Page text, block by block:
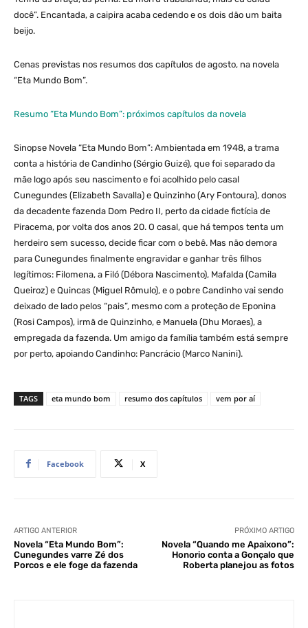
docê”. Encantada, a caipira acaba cedendo e os dois dão um baita
beijo.
Cenas previstas nos resumos dos capítulos de agosto, na novela
“Eta Mundo Bom”.
Resumo “Eta Mundo Bom”: próximos capítulos da novela
Sinopse Novela “Eta Mundo Bom”: Ambientada em 1948, a trama
conta a história de Candinho (Sérgio Guizé), que foi separado da
mãe logo após seu nascimento e foi acolhido pelo casal
Cunegundes (Elizabeth Savalla) e Quinzinho (Ary Fontoura), donos
da decadente fazenda Dom Pedro II, perto da cidade fictícia de
Piracema, por volta dos anos 20. O casal, que há tempos tenta um
herdeiro sem sucesso, decide ficar com o bebê. Mas não demora
para Cunegundes finalmente engravidar e ganhar três filhos
legítimos: Filomena, a Filó (Débora Nascimento), Mafalda (Camila
Queiroz) e Quincas (Miguel Rômulo), e o pobre Candinho vai sendo
deixado de lado pelos “pais”, mesmo com a proteção de Eponina
(Rosi Campos), irmã de Quinzinho, e Manuela (Dhu Moraes), a
empregada da fazenda. Um amigo da família também está sempre
por perto, apoiando Candinho: Pancrácio (Marco Nanini).
TAGS eta mundo bom resumo dos capítulos vem por aí
Facebook X
ARTIGO ANTERIOR
Novela “Eta Mundo Bom”:
Cunegundes varre Zé dos
Porcos e ele foge da fazenda
PRÓXIMO ARTIGO
Novela “Quando me Apaixono”:
Honorio conta a Gonçalo que
Roberta planejou as fotos